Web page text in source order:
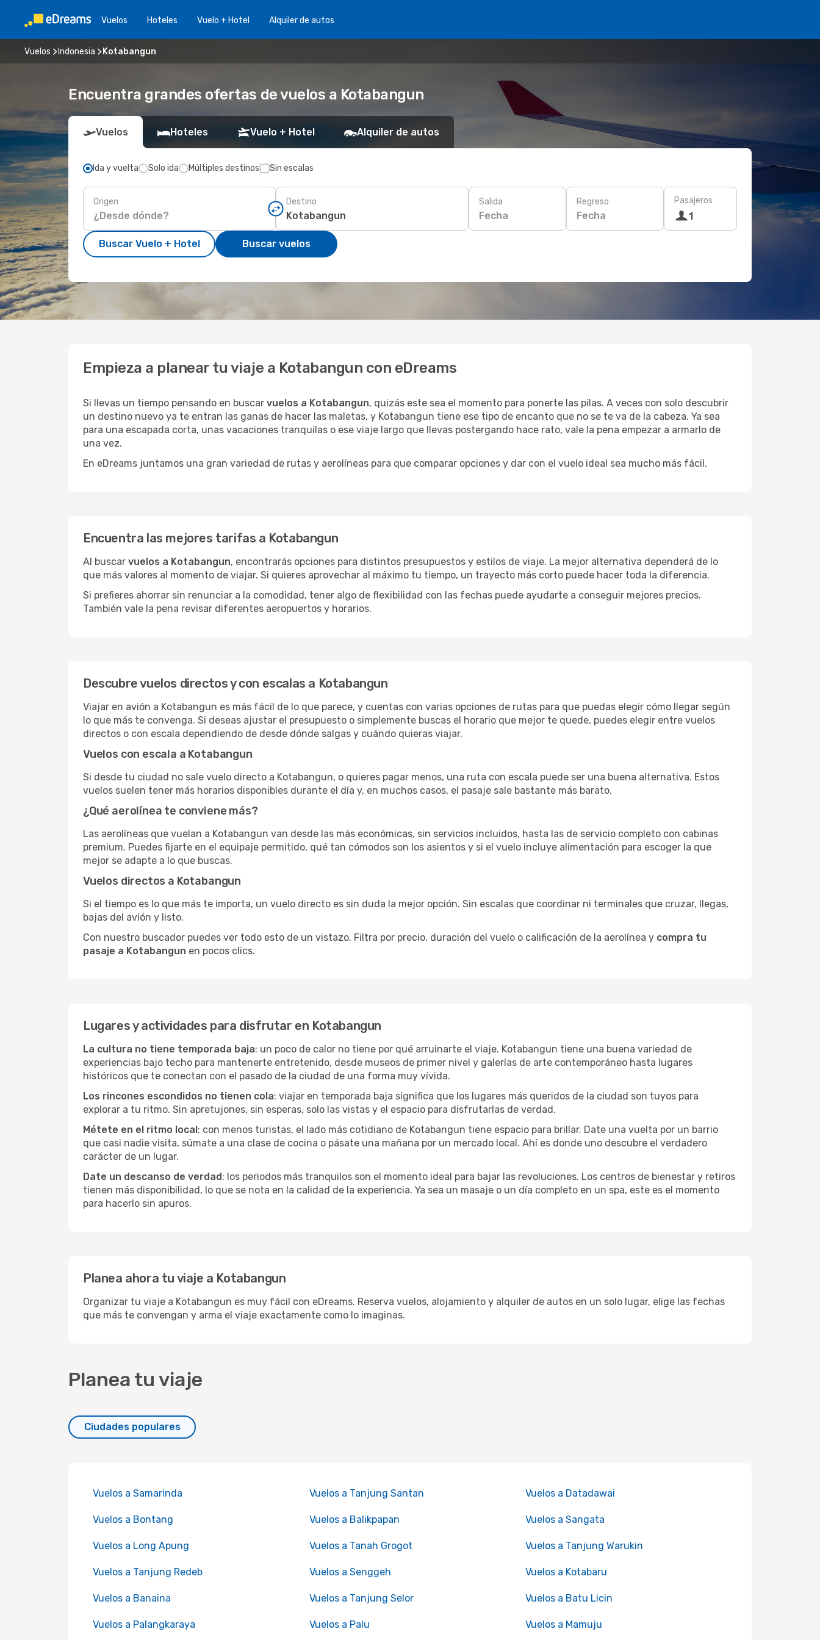
Vuelos Hoteles Vuelo + Hotel Alquiler de autos
Vuelos Indonesia Kotabangun
Encuentra grandes ofertas de vuelos a Kotabangun
Vuelos Hoteles Vuelo + Hotel Alquiler de autos
Ida y vuelta Solo ida Múltiples destinos Sin escalas
Origen Destino Salida
Fecha
Regreso
Fecha
Pasajeros
1
Buscar Vuelo + Hotel Buscar vuelos
Empieza a planear tu viaje a Kotabangun con eDreams
Si llevas un tiempo pensando en buscar vuelos a Kotabangun, quizás este sea el momento para ponerte las pilas. A veces con solo descubrir
un destino nuevo ya te entran las ganas de hacer las maletas, y Kotabangun tiene ese tipo de encanto que no se te va de la cabeza. Ya sea
para una escapada corta, unas vacaciones tranquilas o ese viaje largo que llevas postergando hace rato, vale la pena empezar a armarlo de
una vez.
En eDreams juntamos una gran variedad de rutas y aerolíneas para que comparar opciones y dar con el vuelo ideal sea mucho más fácil.
Encuentra las mejores tarifas a Kotabangun
Al buscar vuelos a Kotabangun, encontrarás opciones para distintos presupuestos y estilos de viaje. La mejor alternativa dependerá de lo
que más valores al momento de viajar. Si quieres aprovechar al máximo tu tiempo, un trayecto más corto puede hacer toda la diferencia.
Si prefieres ahorrar sin renunciar a la comodidad, tener algo de flexibilidad con las fechas puede ayudarte a conseguir mejores precios.
También vale la pena revisar diferentes aeropuertos y horarios.
Descubre vuelos directos y con escalas a Kotabangun
Viajar en avión a Kotabangun es más fácil de lo que parece, y cuentas con varias opciones de rutas para que puedas elegir cómo llegar según
lo que más te convenga. Si deseas ajustar el presupuesto o simplemente buscas el horario que mejor te quede, puedes elegir entre vuelos
directos o con escala dependiendo de desde dónde salgas y cuándo quieras viajar.
Vuelos con escala a Kotabangun
Si desde tu ciudad no sale vuelo directo a Kotabangun, o quieres pagar menos, una ruta con escala puede ser una buena alternativa. Estos
vuelos suelen tener más horarios disponibles durante el día y, en muchos casos, el pasaje sale bastante más barato.
¿Qué aerolínea te conviene más?
Las aerolíneas que vuelan a Kotabangun van desde las más económicas, sin servicios incluidos, hasta las de servicio completo con cabinas
premium. Puedes fijarte en el equipaje permitido, qué tan cómodos son los asientos y si el vuelo incluye alimentación para escoger la que
mejor se adapte a lo que buscas.
Vuelos directos a Kotabangun
Si el tiempo es lo que más te importa, un vuelo directo es sin duda la mejor opción. Sin escalas que coordinar ni terminales que cruzar, llegas,
bajas del avión y listo.
Con nuestro buscador puedes ver todo esto de un vistazo. Filtra por precio, duración del vuelo o calificación de la aerolínea y compra tu
pasaje a Kotabangun en pocos clics.
Lugares y actividades para disfrutar en Kotabangun
La cultura no tiene temporada baja: un poco de calor no tiene por qué arruinarte el viaje. Kotabangun tiene una buena variedad de
experiencias bajo techo para mantenerte entretenido, desde museos de primer nivel y galerías de arte contemporáneo hasta lugares
históricos que te conectan con el pasado de la ciudad de una forma muy vívida.
Los rincones escondidos no tienen cola: viajar en temporada baja significa que los lugares más queridos de la ciudad son tuyos para
explorar a tu ritmo. Sin apretujones, sin esperas, solo las vistas y el espacio para disfrutarlas de verdad.
Métete en el ritmo local: con menos turistas, el lado más cotidiano de Kotabangun tiene espacio para brillar. Date una vuelta por un barrio
que casi nadie visita, súmate a una clase de cocina o pásate una mañana por un mercado local. Ahí es donde uno descubre el verdadero
carácter de un lugar.
Date un descanso de verdad: los periodos más tranquilos son el momento ideal para bajar las revoluciones. Los centros de bienestar y retiros
tienen más disponibilidad, lo que se nota en la calidad de la experiencia. Ya sea un masaje o un día completo en un spa, este es el momento
para hacerlo sin apuros.
Planea ahora tu viaje a Kotabangun
Organizar tu viaje a Kotabangun es muy fácil con eDreams. Reserva vuelos, alojamiento y alquiler de autos en un solo lugar, elige las fechas
que más te convengan y arma el viaje exactamente como lo imaginas.
Planea tu viaje
Ciudades populares
Vuelos a Samarinda Vuelos a Tanjung Santan Vuelos a Datadawai
Vuelos a Bontang Vuelos a Balikpapan Vuelos a Sangata
Vuelos a Long Apung Vuelos a Tanah Grogot Vuelos a Tanjung Warukin
Vuelos a Tanjung Redeb Vuelos a Senggeh Vuelos a Kotabaru
Vuelos a Banaina Vuelos a Tanjung Selor Vuelos a Batu Licin
Vuelos a Palangkaraya Vuelos a Palu Vuelos a Mamuju